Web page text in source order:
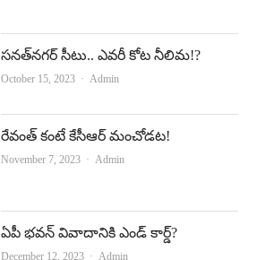
సనత్‌నగర్‌ సీటు.. ఎవరీ కోట నీలిమ!?
October 15, 2023 Author
Admin
రేవంత్‌ కంటే కేసీఆర్‌ మంచోడట!
November 7, 2023 Author
Admin
ఏపీ భవన్‌ వివాదానికి ఎండ్‌ కార్డ్‌?
December 12, 2023 Author
Admin